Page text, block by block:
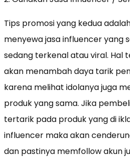
Tips promosi yang kedua
menyewa jasa influencer yang
sedang terkenal atau viral. Hal
akan menambah daya tarik
karena melihat idolanya juga
produk yang sama. Jika
tertarik pada produk yang di
influencer maka akan
dan pastinya memfollow akun